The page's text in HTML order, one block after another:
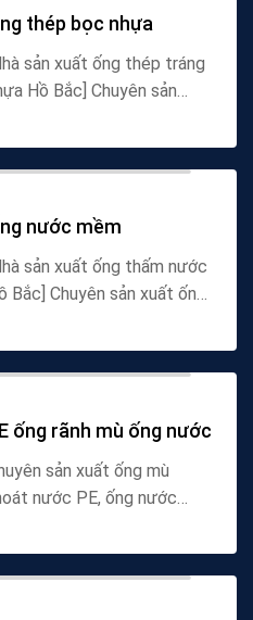
ống pe Trung Quốc bán...
thép bọc nhựa
sản xuất ống thép tráng
Hồ Bắc] Chuyên sản
và ống thép tráng nhựa
cung cấp vỏ bảo vệ cáp.
nước mềm
sản xuất ống thấm nước
Bắc] Chuyên sản xuất ống
mù thông số kỹ thuật 80
Nhà sản xuất chất
ống rãnh mù ống nước
sản xuất ống mù
nước PE, ống nước
nhựa và các sản phẩm
nhà sản xuất ống PE